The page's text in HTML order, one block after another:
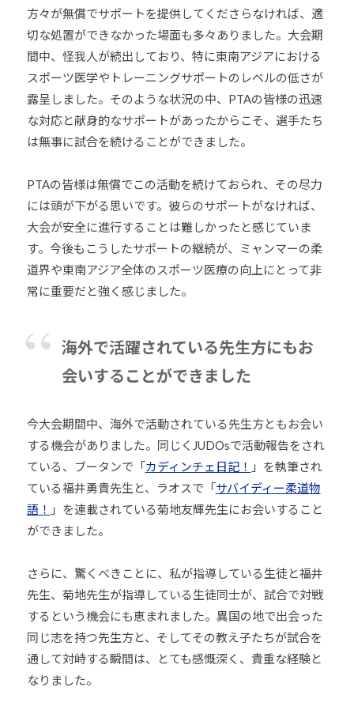
方々が無償でサポートを提供してくださらなければ、適
切な処置ができなかった場面も多々ありました。大会期
間中、怪我人が続出しており、特に東南アジアにおける
スポーツ医学やトレーニングサポートのレベルの低さが
露呈しました。そのような状況の中、PTAの皆様の迅速
な対応と献身的なサポートがあったからこそ、選手たち
は無事に試合を続けることができました。
PTAの皆様は無償でこの活動を続けておられ、その尽力
には頭が下がる思いです。彼らのサポートがなければ、
大会が安全に進行することは難しかったと感じていま
す。今後もこうしたサポートの継続が、ミャンマーの柔
道界や東南アジア全体のスポーツ医療の向上にとって非
常に重要だと強く感じました。
海外で活躍されている先生方にもお
会いすることができました
今大会期間中、海外で活動されている先生方ともお会い
する機会がありました。同じくJUDOsで活動報告をされ
ている、ブータンで「カディンチェ日記！ 」を執筆され
ている福井勇貴先生と、ラオスで「サバイディー柔道物
語！ 」を連載されている菊地友輝先生にお会いすること
ができました。
さらに、驚くべきことに、私が指導している生徒と福井
先生、菊地先生が指導している生徒同士が、試合で対戦
するという機会にも恵まれました。異国の地で出会った
同じ志を持つ先生方と、そしてその教え子たちが試合を
通して対峙する瞬間は、とても感慨深く、貴重な経験と
なりました。